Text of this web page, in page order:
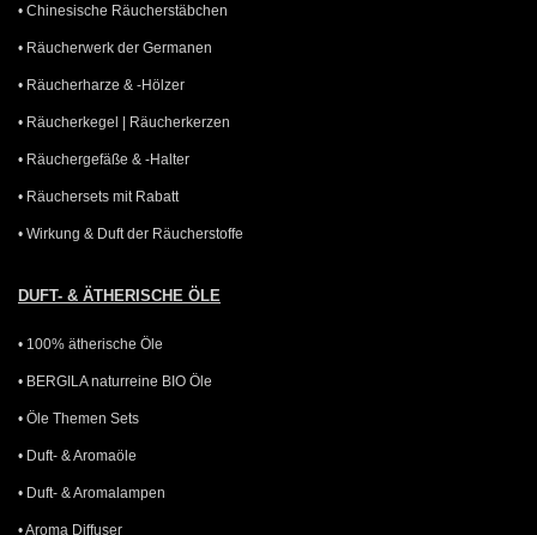
• Chinesische Räucherstäbchen
• Räucherwerk der Germanen
• Räucherharze & -Hölzer
• Räucherkegel | Räucherkerzen
• Räuchergefäße & -Halter
• Räuchersets mit Rabatt
• Wirkung & Duft der Räucherstoffe
DUFT- & ÄTHERISCHE ÖLE
• 100% ätherische Öle
• BERGILA naturreine BIO Öle
• Öle Themen Sets
• Duft- & Aromaöle
• Duft- & Aromalampen
• Aroma Diffuser